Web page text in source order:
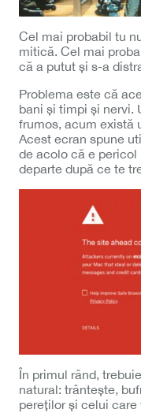
Cel mai probabil tu
mitică. Cel mai
că a putut și s-a
Problema este că
bani și timpi și nervi.
frumos, acum există
Acest ecran spune
de acolo că e
departe după ce te
În primul rând,
natural: trântește,
pereților și celui